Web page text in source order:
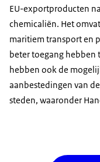
EU-exportproducten
chemicaliën. Het
maritiem transport en
beter toegang hebben
hebben ook de
aanbestedingen van
steden, waaronder